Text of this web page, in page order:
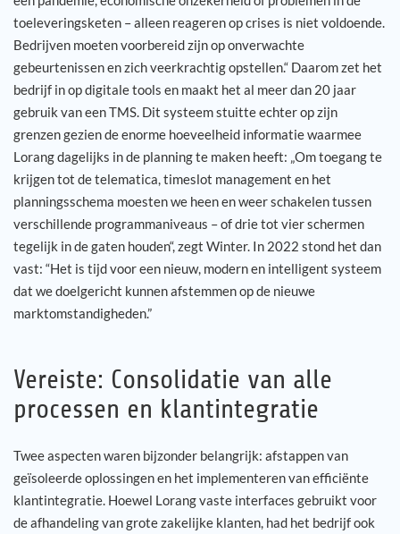
toeleveringsketen – alleen reageren op crises is niet voldoende.
Bedrijven moeten voorbereid zijn op onverwachte
gebeurtenissen en zich veerkrachtig opstellen.“ Daarom zet het
bedrijf in op digitale tools en maakt het al meer dan 20 jaar
gebruik van een TMS. Dit systeem stuitte echter op zijn
grenzen gezien de enorme hoeveelheid informatie waarmee
Lorang dagelijks in de planning te maken heeft: „Om toegang te
krijgen tot de telematica, timeslot management en het
planningsschema moesten we heen en weer schakelen tussen
verschillende programmaniveaus – of drie tot vier schermen
tegelijk in de gaten houden“, zegt Winter. In 2022 stond het dan
vast: “Het is tijd voor een nieuw, modern en intelligent systeem
dat we doelgericht kunnen afstemmen op de nieuwe
marktomstandigheden.”
Vereiste: Consolidatie van alle
processen en klantintegratie
Twee aspecten waren bijzonder belangrijk: afstappen van
geïsoleerde oplossingen en het implementeren van efficiënte
klantintegratie. Hoewel Lorang vaste interfaces gebruikt voor
de afhandeling van grote zakelijke klanten, had het bedrijf ook